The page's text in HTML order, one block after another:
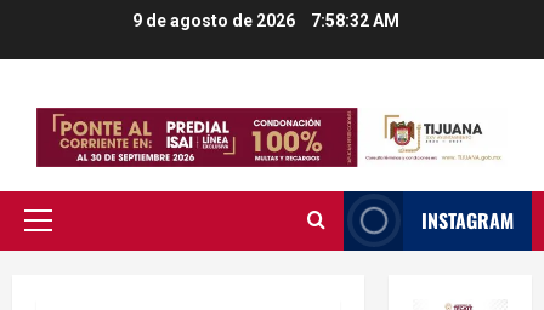
9 de agosto de 2026 7:58:33 AM
Menú
INSTAGRAM